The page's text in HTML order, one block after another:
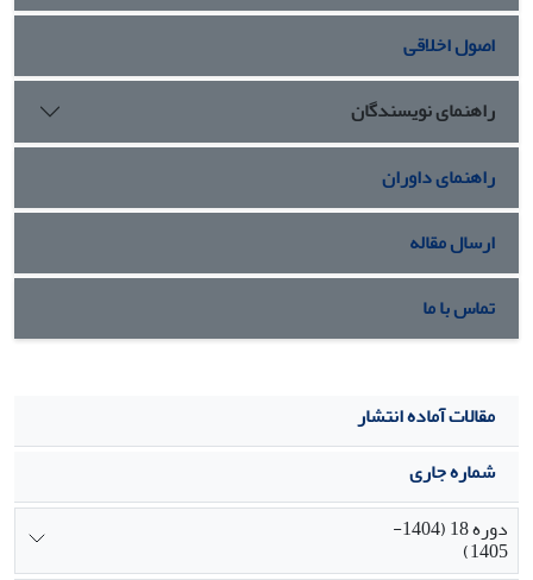
ایران را به موضوعی پرمناقشه تبدیل کرد و به تحولات و
منازعه‌های زیادی پیرامون علوم و نهادهای آموزشی جدید دامن
زد.
اصول اخلاقی
راهنمای نویسندگان
راهنمای داوران
ارسال مقاله
تماس با ما
مقالات آماده انتشار
شماره جاری
دوره 18 (1404-
1405)